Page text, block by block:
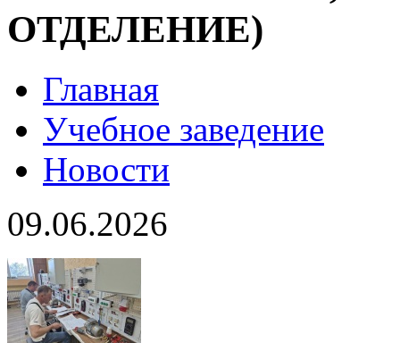
ОТДЕЛЕНИЕ)
Главная
Учебное заведение
Новости
09.06.2026